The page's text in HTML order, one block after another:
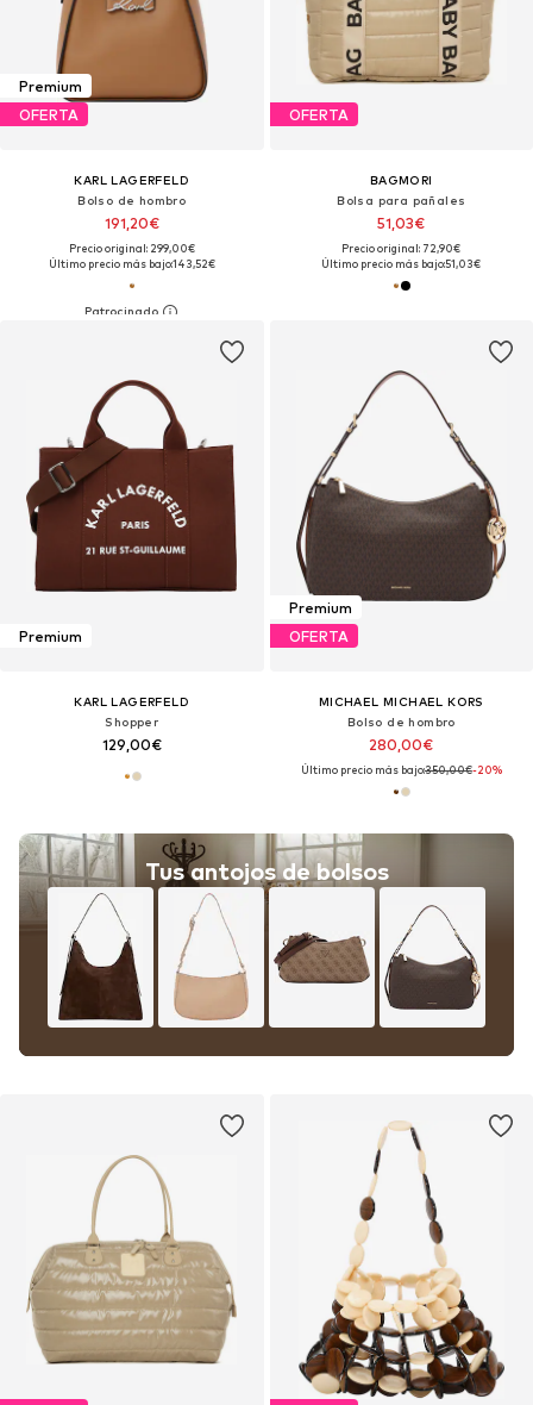
Premium
OFERTA
KARL LAGERFELD
Bolso de hombro
191,20€
Precio original: 299,00€
Último precio más bajo:143,52€
OFERTA
BAGMORI
Bolsa para pañales
51,03€
Precio original: 72,90€
Último precio más bajo:51,03€
Premium
KARL LAGERFELD
Shopper
129,00€
Tus antojos de bolsos
Premium
OFERTA
MICHAEL MICHAEL KORS
Bolso de hombro
280,00€
Último precio más bajo:350,00€-20%